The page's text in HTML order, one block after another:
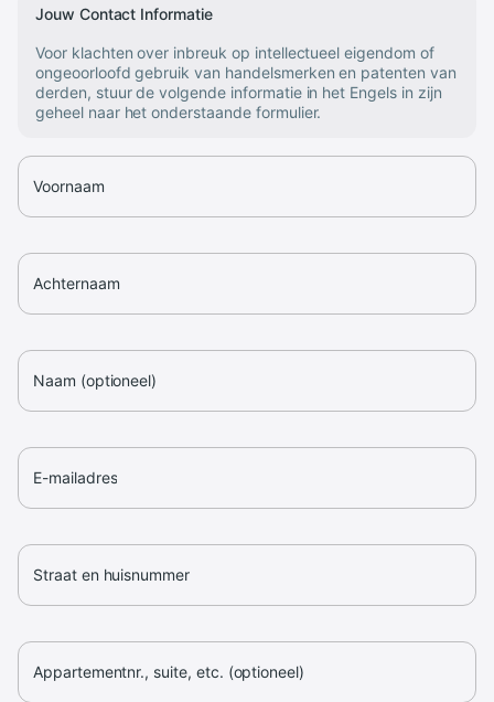
Jouw Contact Informatie
Voor klachten over inbreuk op intellectueel eigendom of
ongeoorloofd gebruik van handelsmerken en patenten van
derden, stuur de volgende informatie in het Engels in zijn
geheel naar het onderstaande formulier.
Voornaam
Achternaam
Naam (optioneel)
E-mailadres
Straat en huisnummer
Appartementnr., suite, etc. (optioneel)